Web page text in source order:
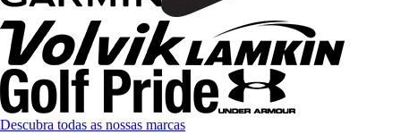
Descubra todas as nossas marcas